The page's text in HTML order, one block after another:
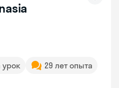
урок
29 лет опыта